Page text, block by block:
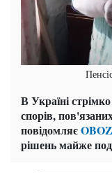
В Україні
спорів,
повідомляє
рішень майже